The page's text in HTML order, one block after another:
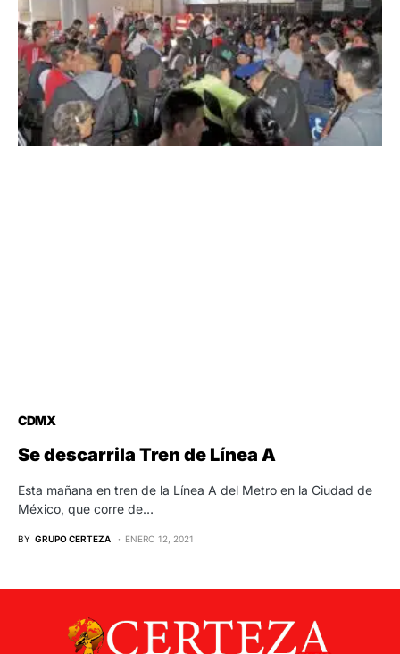
CDMX
Se descarrila Tren de Línea A
Esta mañana en tren de la Línea A del Metro en la Ciudad de
México, que corre de…
BY GRUPO CERTEZA ENERO 12, 2021